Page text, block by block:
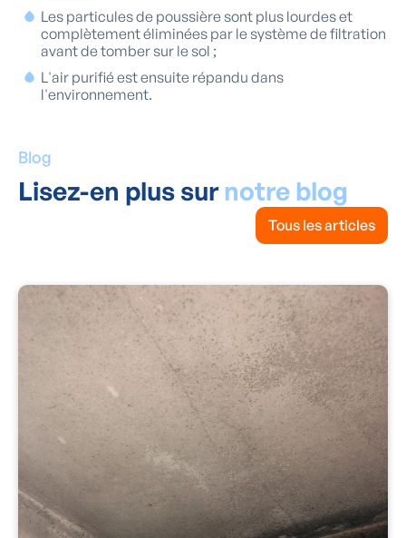
Les particules de poussière sont plus lourdes et
complètement éliminées par le système de filtration
avant de tomber sur le sol ;
L'air purifié est ensuite répandu dans
l'environnement.
Blog
Lisez-en plus surnotre blog
Tous les articles